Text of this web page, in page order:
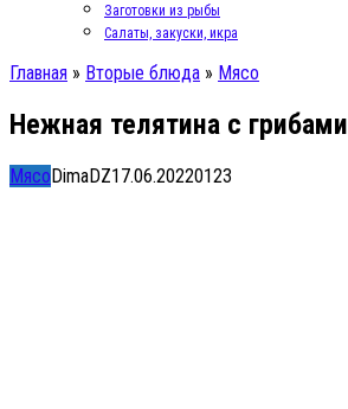
Заготовки из рыбы
Салаты, закуски, икра
Главная » Вторые блюда » Мясо
Нежная телятина с грибами
МясоDimaDZ17.06.20220123